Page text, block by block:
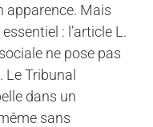
apparence. Mais
: l’article L.
ne pose pas
Le Tribunal
dans un
sans